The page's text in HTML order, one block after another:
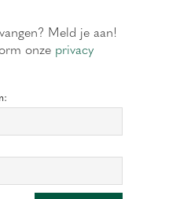
Meld je aan!
onze privacy